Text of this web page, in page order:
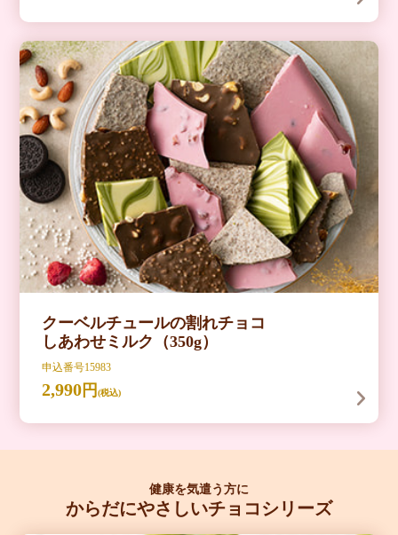
クーベルチュールの割れチョコ
しあわせミルク（350g）
申込番号15983
2,990円 (税込)
健康を気遣う方に
からだにやさしいチョコシリーズ